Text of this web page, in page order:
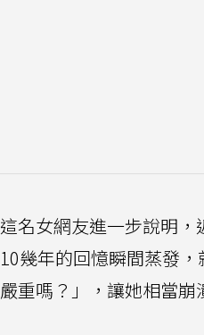
這名女網友進一步說明
10幾年的回憶瞬間蒸發
嚴重嗎？」，讓她相當崩